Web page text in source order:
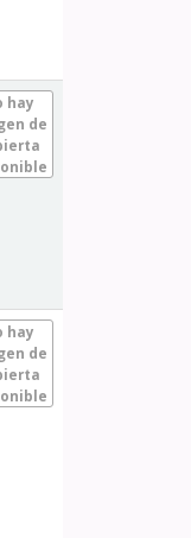
hay
de
hay
de